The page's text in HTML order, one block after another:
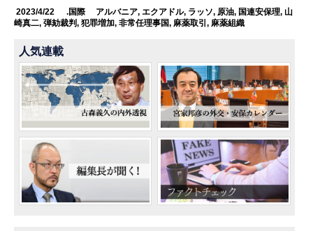
2023/4/22 .国際 アルバニア, エクアドル, ラッソ, 原油, 国連安保理, 山
崎真二,弾劾裁判,犯罪増加,非常任理事国, 麻薬取引, 麻薬組織
人気連載